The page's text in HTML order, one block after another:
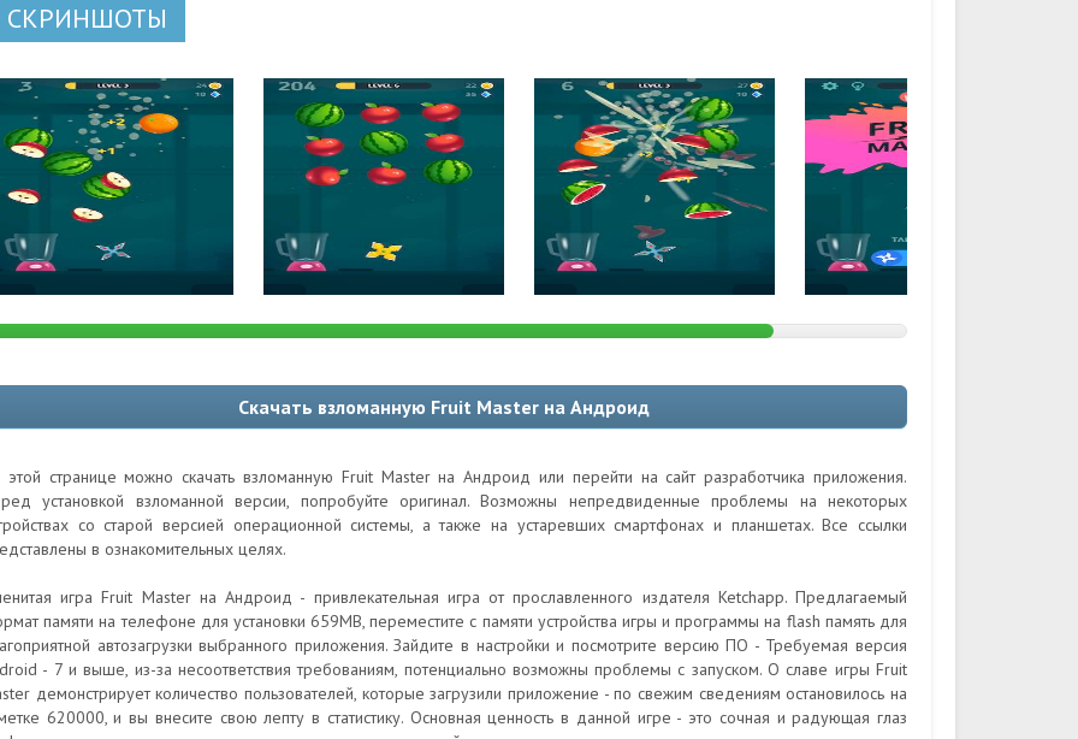
СКРИНШОТЫ
Скачать взломанную Fruit Master на Андроид
этой странице можно скачать взломанную Fruit Master на Андроид или перейти на сайт разработчика приложения.
установкой взломанной версии, попробуйте оригинал. Возможны непредвиденные проблемы на некоторых
со старой версией операционной системы, а также на устаревших смартфонах и планшетах. Все ссылки
в ознакомительных целях.
игра Fruit Master на Андроид - привлекательная игра от прославленного издателя Ketchapp. Предлагаемый
памяти на телефоне для установки 659MB, переместите с памяти устройства игры и программы на flash память для
автозагрузки выбранного приложения. Зайдите в настройки и посмотрите версию ПО - Требуемая версия
- 7 и выше, из-за несоответствия требованиям, потенциально возможны проблемы с запуском. О славе игры Fruit
демонстрирует количество пользователей, которые загрузили приложение - по свежим сведениям остановилось на
620000, и вы внесите свою лепту в статистику. Основная ценность в данной игре - это сочная и радующая глаз